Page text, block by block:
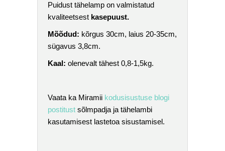
Puidust tähelamp on valmistatud
kvaliteetsest kasepuust.
Mõõdud: kõrgus 30cm, laius 20-35cm,
sügavus 3,8cm.
Kaal: olenevalt tähest 0,8-1,5kg.
Vaata ka Miramii kodusisustuse blogi
postitust sõlmpadja ja tähelambi
kasutamisest lastetoa sisustamisel.